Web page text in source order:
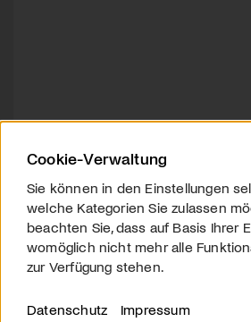
Cookie-Verwaltung
Sie können in den Einstellungen
welche Kategorien Sie zulassen
beachten Sie, dass auf Basis Ihrer
womöglich nicht mehr alle
zur Verfügung stehen.
Datenschutz Impressum